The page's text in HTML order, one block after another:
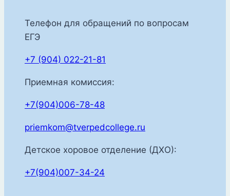
Телефон для обращений по вопросам
ЕГЭ
+7 (904) 022-21-81
Приемная комиссия:
+7(904)006-78-48
priemkom@tverpedcollege.ru
Детское хоровое отделение (ДХО):
+7(904)007-34-24